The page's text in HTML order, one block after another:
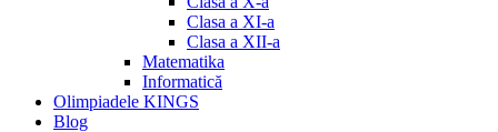
Clasa a XI-a
Clasa a XII-a
Matematika
Informatică
Olimpiadele KINGS
Blog